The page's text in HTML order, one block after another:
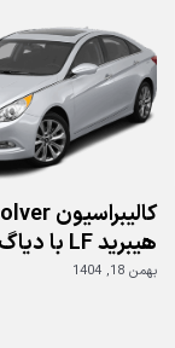
مدل
2013
تا
2015
:
هیبرید LF با دیاگ زنیت Z5
بهمن 18, 1404